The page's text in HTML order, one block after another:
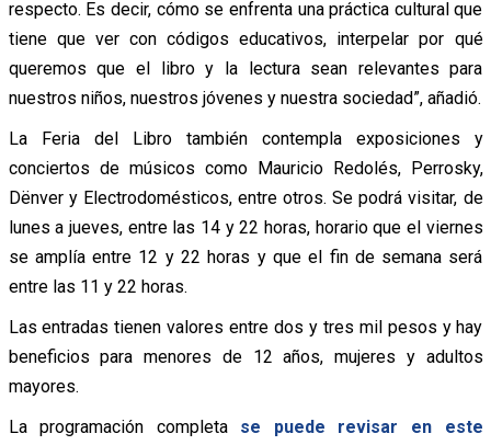
respecto. Es decir, cómo se enfrenta una práctica cultural que
tiene que ver con códigos educativos, interpelar por qué
queremos que el libro y la lectura sean relevantes para
nuestros niños, nuestros jóvenes y nuestra sociedad”, añadió.
La Feria del Libro también contempla exposiciones y
conciertos de músicos como Mauricio Redolés, Perrosky,
Dënver y Electrodomésticos, entre otros. Se podrá visitar, de
lunes a jueves, entre las 14 y 22 horas, horario que el viernes
se amplía entre 12 y 22 horas y que el fin de semana será
entre las 11 y 22 horas.
Las entradas tienen valores entre dos y tres mil pesos y hay
beneficios para menores de 12 años, mujeres y adultos
mayores.
La programación completa se puede revisar en este